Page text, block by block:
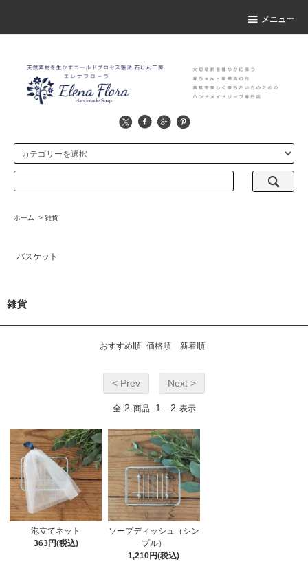
メニュー
ホーム > 雑貨
バスケット
雑貨
おすすめ順 価格順 新着順
< Prev Next >
全 2 商品 1 - 2 表示
泡立てネット
363円(税込)
ソープディッシュ（シン
プル）
1,210円(税込)